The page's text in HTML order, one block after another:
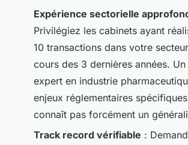
Expérience sectorielle
Privilégiez les cabinets ayant
10 transactions dans votre
cours des 3 dernières années.
expert en industrie
enjeux réglementaires
connaît pas forcément un
Track record vérifiable :